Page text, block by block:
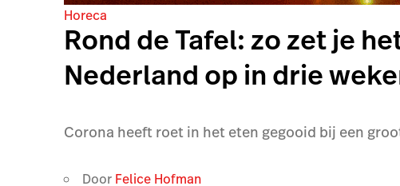
Horeca
Rond de Tafel: zo zet je
Nederland op in drie
Corona heeft roet in het eten gegooid bij een
Door Felice Hofman